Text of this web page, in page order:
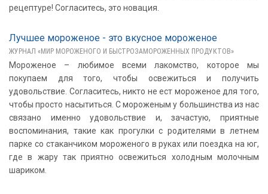
рецептуре! Согласитесь, это новация.
Лучшее мороженое - это вкусное мороженое
ЖУРНАЛ «МИР МОРОЖЕНОГО И БЫСТРОЗАМОРОЖЕННЫХ ПРОДУКТОВ»
Мороженое – любимое всеми лакомство, которое мы
покупаем для того, чтобы освежиться и получить
удовольствие. Согласитесь, никто не ест мороженое для того,
чтобы просто насытиться. C мороженым у большинства из нас
связано именно удовольствие и, зачастую, приятные
воспоминания, такие как прогулки с родителями в летнем
парке со стаканчиком мороженого в руках или поездка на юг,
где в жару так приятно освежиться холодным молочным
шариком.